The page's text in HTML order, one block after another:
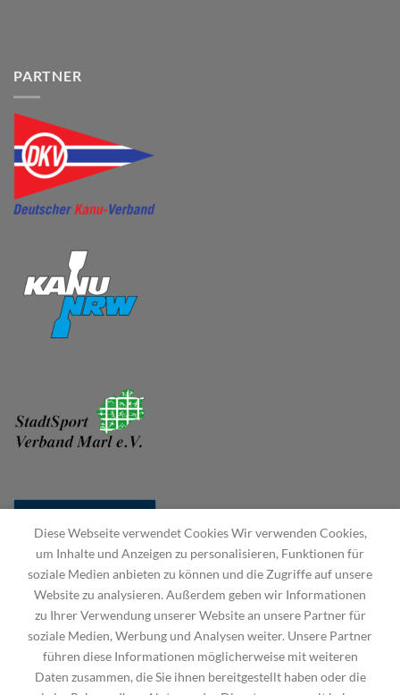
PARTNER
Diese Webseite verwendet Cookies Wir verwenden Cookies,
um Inhalte und Anzeigen zu personalisieren, Funktionen für
soziale Medien anbieten zu können und die Zugriffe auf unsere
Website zu analysieren. Außerdem geben wir Informationen
zu Ihrer Verwendung unserer Website an unsere Partner für
soziale Medien, Werbung und Analysen weiter. Unsere Partner
führen diese Informationen möglicherweise mit weiteren
Daten zusammen, die Sie ihnen bereitgestellt haben oder die